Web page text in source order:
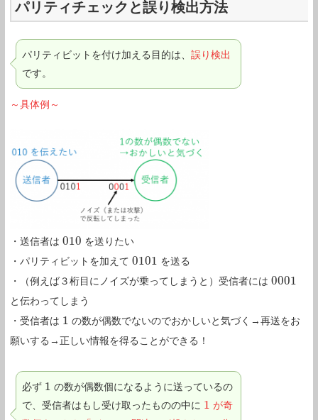
パリティチェックと誤り検出方法
パリティビットを付け加える目的は、 誤り検出
です。
～具体例～
・送信者は 010
010 を送りたい
・パリティビットを加えて 0101
0101
を送る
・（例えば３桁目にノイズが乗ってしまうと）受信者には 0001
0001
と伝わってしまう
・受信者は 1
1 の数が偶数でないのでおかしいと気づく→再送をお
願いする→正しい情報を得ることができる！
必ず 1
1 の数が偶数個になるように送っているの
で、受信者はもし受け取ったものの中に 1
1 が奇